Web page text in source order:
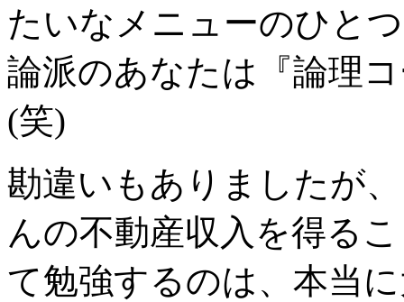
たいなメニューのひと
論派のあなたは『論理
(笑)
勘違いもありましたが
んの不動産収入を得る
て勉強するのは、本当